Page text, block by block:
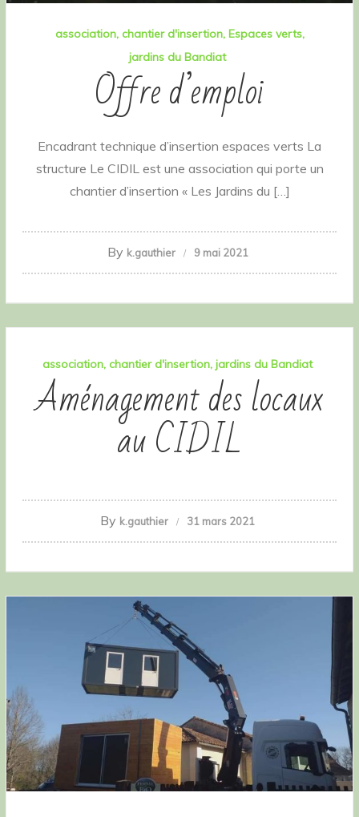
association chantier d'insertion Espaces verts
jardins du Bandiat
Offre d’emploi
Encadrant technique d’insertion espaces verts La
structure Le CIDIL est une association qui porte un
chantier d’insertion « Les Jardins du […]
By k.gauthier 9 mai 2021
association chantier d'insertion jardins du Bandiat
Aménagement des locaux
au CIDIL
By k.gauthier 31 mars 2021